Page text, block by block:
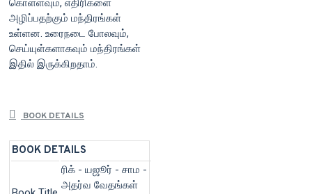
கொள்ளவும், எதிரிகளை
அழிப்பதற்கும் மந்திரங்கள்
உள்ளன. உரைநடை போலவும்,
செய்யுள்களாகவும் மந்திரங்கள்
இதில் இருக்கிறதாம்.
BOOK DETAILS
BOOK DETAILS
ரிக் - யஜூர் - சாம -
அதர்வ வேதங்கள்